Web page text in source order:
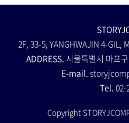
2F, 33-5, YANGHWAJIN 4-GIL,
ADDRESS. 서울특별시 마포
E-mail.
Tel. 02-
Copyright